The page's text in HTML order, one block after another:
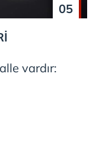
05
vardır: